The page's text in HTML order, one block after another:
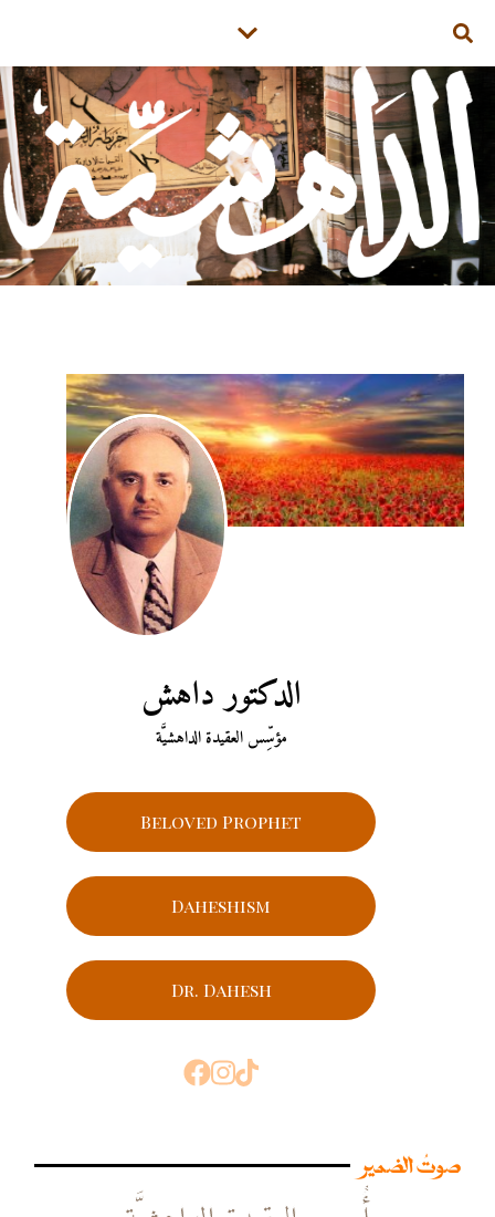
الدكتور داهش
مؤسِّس العقيدة الداهشيَّة
Beloved Prophet
Daheshism
Dr. Dahesh
صوتُ الضمير